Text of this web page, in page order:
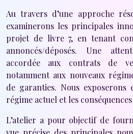
Au travers d’une approche
examinerons les principales
projet de livre 7, en tenant
annoncés/déposés. Une
accordée aux contrats de
notamment aux nouveaux
de garanties. Nous
régime actuel et les
L’atelier a pour objectif de